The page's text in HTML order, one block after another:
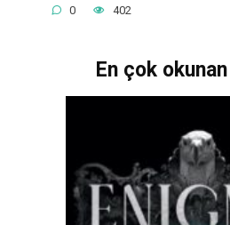
0 402
En çok